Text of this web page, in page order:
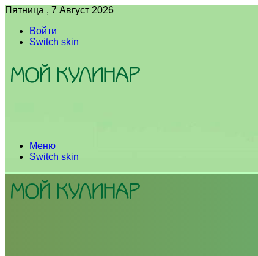
Пятница , 7 Август 2026
Войти
Switch skin
Меню
Switch skin